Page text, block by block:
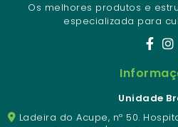
Os melhores produtos e
especializada para
Unidade
Ladeira do Acupe, nº 50.